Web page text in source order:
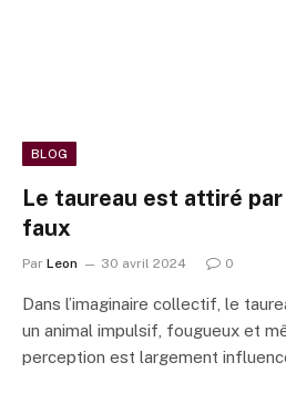
BLOG
Le taureau est attiré par
faux
Par Leon 30 avril 2024 0
Dans l’imaginaire collectif, le
un animal impulsif, fougueux et
perception est largement